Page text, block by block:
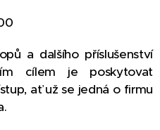
a dalšího příslušenství
cílem je poskytovat
ať už se jedná o firmu